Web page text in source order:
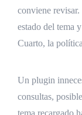
conviene
estado del tema
Cuarto, la
Un plugin
consultas,